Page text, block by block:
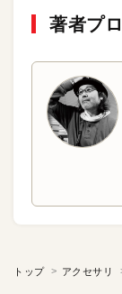
著者プ
トップ アクセサリ